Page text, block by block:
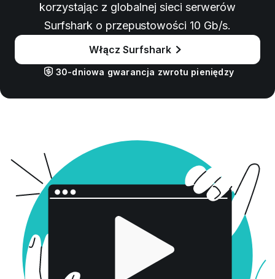
korzystając z globalnej sieci serwerów
Surfshark o przepustowości 10 Gb/s.
Włącz Surfshark
30-dniowa gwarancja zwrotu pieniędzy